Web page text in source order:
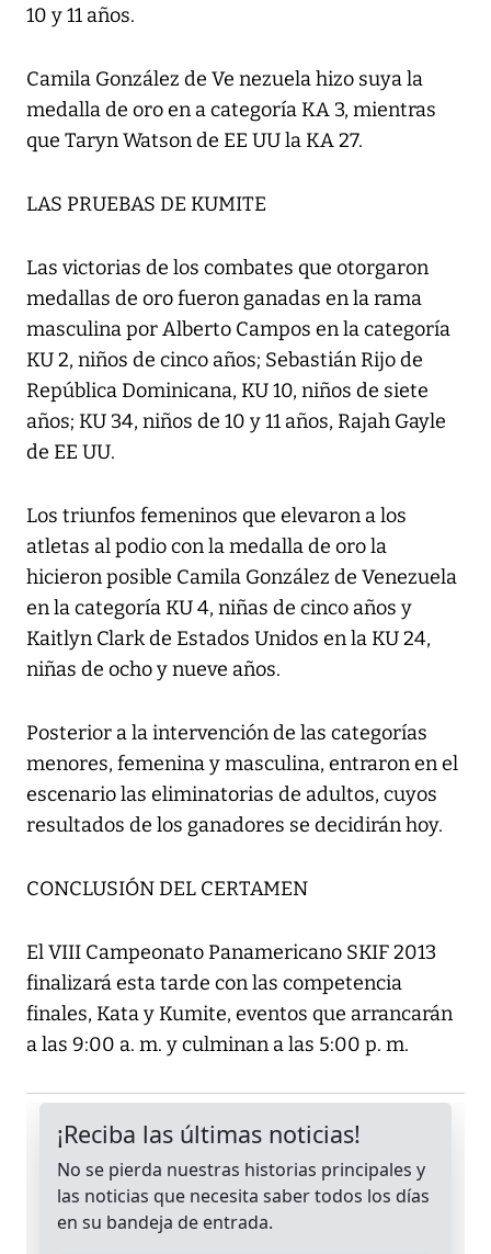
10 y 11 años.
Camila González de Ve nezuela hizo suya la
medalla de oro en a categoría KA 3, mientras
que Taryn Watson de EE UU la KA 27.
LAS PRUEBAS DE KUMITE
Las victorias de los combates que otorgaron
medallas de oro fueron ganadas en la rama
masculina por Alberto Campos en la categoría
KU 2, niños de cinco años; Sebastián Rijo de
República Dominicana, KU 10, niños de siete
años; KU 34, niños de 10 y 11 años, Rajah Gayle
de EE UU.
Los triunfos femeninos que elevaron a los
atletas al podio con la medalla de oro la
hicieron posible Camila González de Venezuela
en la categoría KU 4, niñas de cinco años y
Kaitlyn Clark de Estados Unidos en la KU 24,
niñas de ocho y nueve años.
Posterior a la intervención de las categorías
menores, femenina y masculina, entraron en el
escenario las eliminatorias de adultos, cuyos
resultados de los ganadores se decidirán hoy.
CONCLUSIÓN DEL CERTAMEN
El VIII Campeonato Panamericano SKIF 2013
finalizará esta tarde con las competencia
finales, Kata y Kumite, eventos que arrancarán
a las 9:00 a. m. y culminan a las 5:00 p. m.